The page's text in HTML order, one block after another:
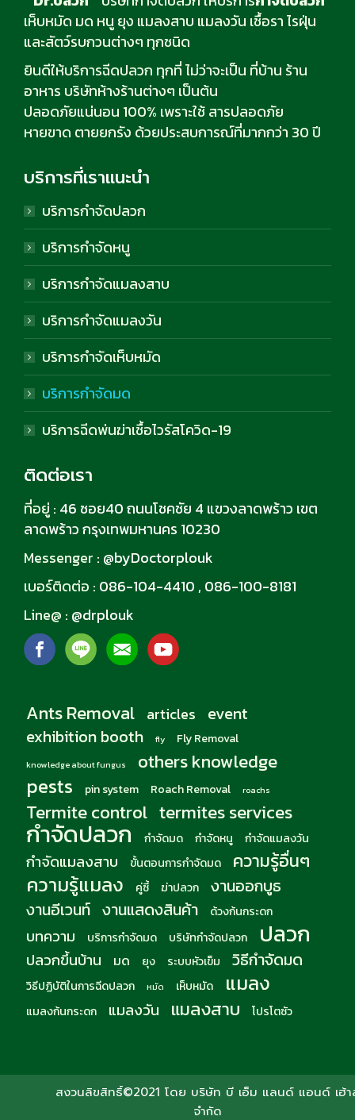
เห็บหมัด มด หนู ยุง แมลงสาบ แมลงวัน เชื้อรา ไรฝุ่น
และสัตว์รบกวนต่างๆ ทุกชนิด
ยินดีให้บริการฉีดปลวก ทุกที่ ไม่ว่าจะเป็น ที่บ้าน ร้าน
อาหาร บริษัทห้างร้านต่างๆ เป็นต้น
ปลอดภัยแน่นอน 100% เพราะใช้ สารปลอดภัย
หายขาด ตายยกรัง ด้วยประสบการณ์ที่มากกว่า 30 ปี
บริการที่เราแนะนำ
บริการกำจัดปลวก
บริการกำจัดหนู
บริการกำจัดแมลงสาบ
บริการกำจัดแมลงวัน
บริการกำจัดเห็บหมัด
บริการกำจัดมด
บริการฉีดพ่นฆ่าเชื้อไวรัสโควิด-19
ติดต่อเรา
ที่อยู่ : 46 ซอย40 ถนนโชคชัย 4 แขวงลาดพร้าว เขต
ลาดพร้าว กรุงเทพมหานคร 10230
Messenger : @byDoctorplouk
เบอร์ติดต่อ : 086-104-4410, 086-100-8181
Line@ : @drplouk
Ants Removal articles
event
exhibition booth
fly Fly Removal
knowledge about fungus others knowledge
pests pin system Roach Removal roachs
Termite control termites services
กำจัดปลวก กำจัดมด กำจัดหนู กำจัดแมลงวัน
กำจัดแมลงสาบ ขั้นตอนการกำจัดมด ความรู้อื่นๆ
ความรู้แมลง คู่ซี้ ฆ่าปลวก
งานออกบูธ
งานอีเวนท์ งานแสดงสินค้า ด้วงก้นกระดก
บทความ บริการกำจัดมด บริษัทกำจัดปลวก ปลวก
ปลวกขึ้นบ้าน มด ยุง ระบบหัวเข็ม วิธีกำจัดมด
วิธีปฏิบัติในการฉีดปลวก หมัด เห็บหมัด แมลง
แมลงก้นกระดก แมลงวัน แมลงสาบ โปรโตซัว
สงวนลิขสิทธิ์©2021 โดย บริษัท บี เอ็ม แลนด์ แอนด์ เฮ้
จำกัด